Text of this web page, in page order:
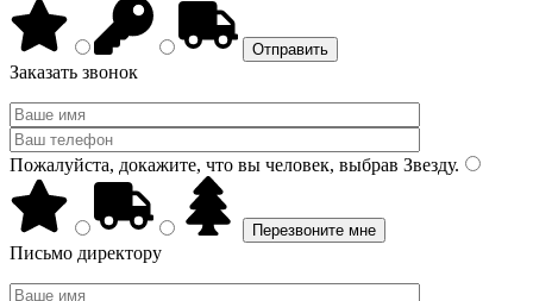
Заказать звонок
Пожалуйста, докажите, что вы человек, выбрав Звезду.
Письмо директору